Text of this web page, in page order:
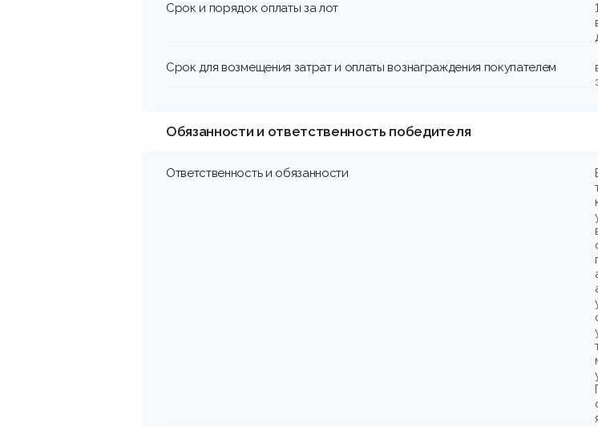
Срок и порядок оплаты за лот
Срок для возмещения затрат и оплаты вознаграждения покупателем
Обязанности и ответственность победителя
Ответственность и обязанности